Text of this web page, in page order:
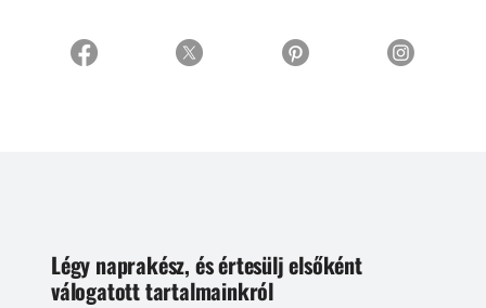
Légy naprakész, és értesülj elsőként
válogatott tartalmainkról